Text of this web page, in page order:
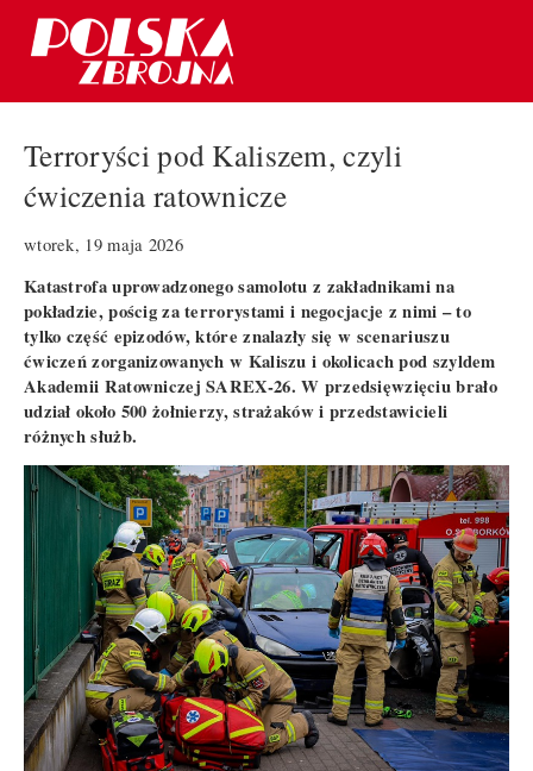
Terroryści pod Kaliszem, czyli
ćwiczenia ratownicze
wtorek, 19 maja 2026
Katastrofa uprowadzonego samolotu z zakładnikami na
pokładzie, pościg za terrorystami i negocjacje z nimi – to
tylko część epizodów, które znalazły się w scenariuszu
ćwiczeń zorganizowanych w Kaliszu i okolicach pod szyldem
Akademii Ratowniczej SAREX-26. W przedsięwzięciu brało
udział około 500 żołnierzy, strażaków i przedstawicieli
różnych służb.